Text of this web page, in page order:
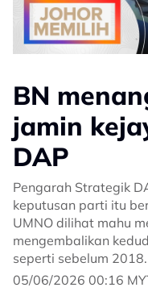
BN
jamin
DAP
Pengarah Strategik
keputusan parti itu
UMNO dilihat mahu
mengembalikan
seperti sebelum 2018.
05/06/2026 00:16